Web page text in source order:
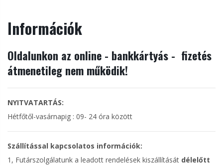
Információk
Oldalunkon az online - bankkártyás - fizetés
átmenetileg nem működik!
NYITVATARTÁS:
Hétfőtől-vasárnapig : 09- 24 óra között
Szállítással kapcsolatos információk:
1, Futárszolgálatunk a leadott rendelések kiszállítását délelőtt